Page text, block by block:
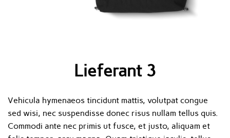
Lieferant 3
Vehicula hymenaeos tincidunt mattis, volutpat congue
sed wisi, nec suspendisse donec risus nullam tellus quis.
Commodi ante nec primis ut fusce, et justo, aliquam et